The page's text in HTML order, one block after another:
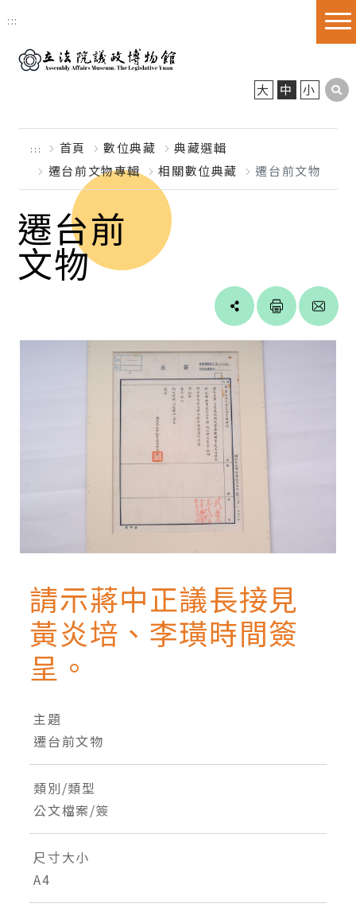
跳到主要內容區塊
:::
大 中 小
::: 首頁 數位典藏
典藏選輯
遷台前文物專輯
相關數位典藏 遷台前文物
遷台前
文物
facebook
Line
twitter blogger
請示蔣中正議長接見
黃炎培、李璜時間簽
呈。
主題
遷台前文物
類別/類型
公文檔案/簽
尺寸大小
A4